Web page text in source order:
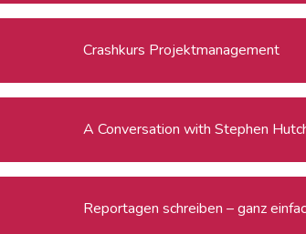
Crashkurs Projektmanagement
A Conversation with Stephen
Reportagen schreiben – ganz